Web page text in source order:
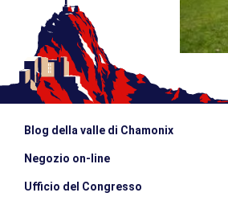
Blog della valle di Chamonix
Negozio on-line
Ufficio del Congresso